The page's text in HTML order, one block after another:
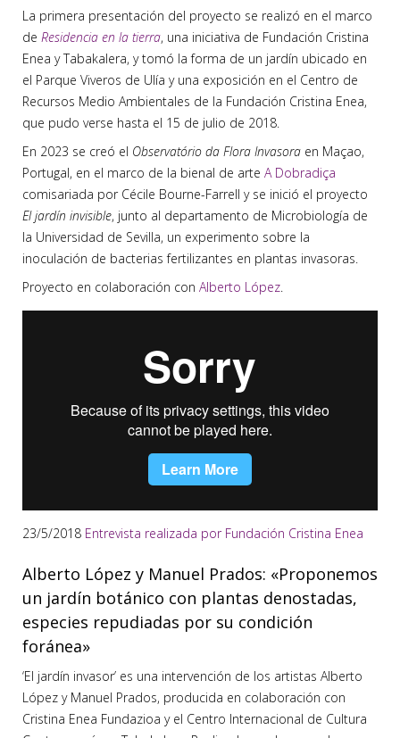
La primera presentación del proyecto se realizó en el marco
de Residencia en la tierra, una iniciativa de Fundación Cristina
Enea y Tabakalera, y tomó la forma de un jardín ubicado en
el Parque Viveros de Ulía y una exposición en el Centro de
Recursos Medio Ambientales de la Fundación Cristina Enea,
que pudo verse hasta el 15 de julio de 2018.
En 2023 se creó el Observatório da Flora Invasora en Maçao,
Portugal, en el marco de la bienal de arte A Dobradiça
comisariada por Cécile Bourne-Farrell y se inició el proyecto
El jardín invisible, junto al departamento de Microbiología de
la Universidad de Sevilla, un experimento sobre la
inoculación de bacterias fertilizantes en plantas invasoras.
Proyecto en colaboración con Alberto López.
23/5/2018 Entrevista realizada por Fundación Cristina Enea
Alberto López y Manuel Prados: «Proponemos
un jardín botánico con plantas denostadas,
especies repudiadas por su condición
foránea»
‘El jardín invasor’ es una intervención de los artistas Alberto
López y Manuel Prados, producida en colaboración con
Cristina Enea Fundazioa y el Centro Internacional de Cultura